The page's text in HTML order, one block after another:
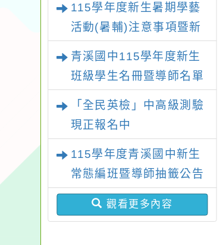
115學年度新生暑期學藝
活動(暑輔)注意事項暨新
青溪國中115學年度新生
班級學生名冊暨導師名單
「全民英檢」中高級測驗
現正報名中
115學年度青溪國中新生
常態編班暨導師抽籤公告
觀看更多內容